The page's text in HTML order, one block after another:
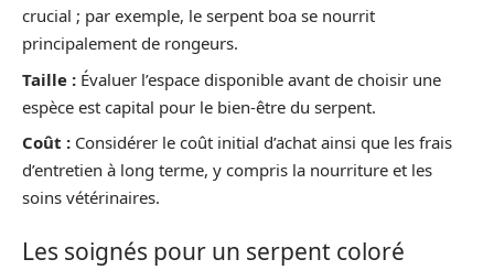
crucial ; par exemple, le serpent boa se nourrit
principalement de rongeurs.
Taille : Évaluer l’espace disponible avant de choisir une
espèce est capital pour le bien-être du serpent.
Coût : Considérer le coût initial d’achat ainsi que les frais
d’entretien à long terme, y compris la nourriture et les
soins vétérinaires.
Les soignés pour un serpent coloré